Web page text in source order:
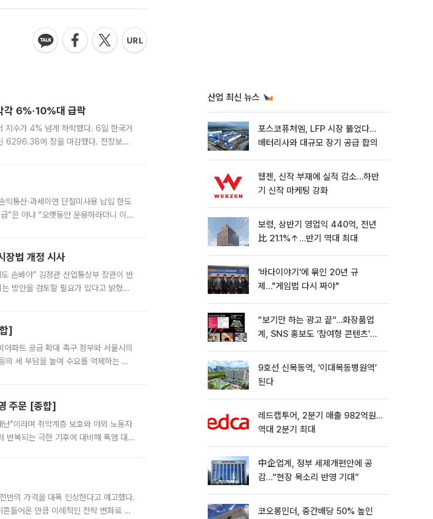
6%·10%대 급락
지수가 4% 넘게 하락했다. 6일 한국거
6296.38에 장을 마감했다. 전장보다
통산·과세이연 단절미사용 납입 한도
은 아냐 “오랫동안 운용하라더니 이제
장법 개정 시사
손봐야” 김정관 산업통상부 장관이 반
방안을 검토할 필요가 있다고 밝혔다.
]
아파트 공급 확대 촉구 정부와 서울시의
의 세 부담을 높여 수요를 억제하는 카
주문 [종합]
"이라며 취약계층 보호와 야외 노동자
반복되는 극한 기후에 대비해 폭염 대응
반의 가격을 대폭 인상한다고 예고했다.
들어온 만큼 이례적인 전략 변화로 평
산업 최신 뉴스
포스코퓨처엠, LFP 시장 뚫었다…
배터리사와 대규모 장기 공급 합의
웹젠, 신작 부재에 실적 감소…하반
기 신작 마케팅 강화
보령, 상반기 영업익 440억, 전년
比 21.1%↑…반기 역대 최대
'바다이야기'에 묶인 20년 규
제…"게임법 다시 짜야"
“보기만 하는 광고 끝“…화장품업
계, SNS 홍보도 ‘참여형 콘텐츠’로
9호선 신목동역, ‘이대목동병원역’
된다
레드캡투어, 2분기 매출 982억원…
역대 2분기 최대
中企업계, 정부 세제개편안에 공
감…“현장 목소리 반영 기대”
코오롱인더, 중간배당 50% 높인